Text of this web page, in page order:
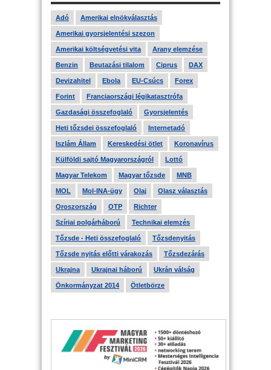
Adó Amerikai elnökválasztás
Amerikai gyorsjelentési szezon
Amerikai költségvetési vita Arany elemzése
Benzin Beutazási tilalom Ciprus DAX
Devizahitel Ebola EU-Csúcs Forex
Forint Franciaországi légikatasztrófa
Gazdasági összefoglaló Gyorsjelentés
Heti tőzsdei összefoglaló Internetadó
Iszlám Állam Kereskedési ötlet Koronavírus
Külföldi sajtó Magyarországról Lottó
Magyar Telekom Magyar tőzsde MNB
MOL Mol-INA-ügy Olaj Olasz választás
Oroszország OTP Richter
Szíriai polgárháború Technikai elemzés
Tőzsde - Heti összefoglaló Tőzsdenyitás
Tőzsde nyitás előtti várakozás Tőzsdezárás
Ukrajna Ukrajnai háború Ukrán válság
Önkormányzat 2014 Ötletbörze